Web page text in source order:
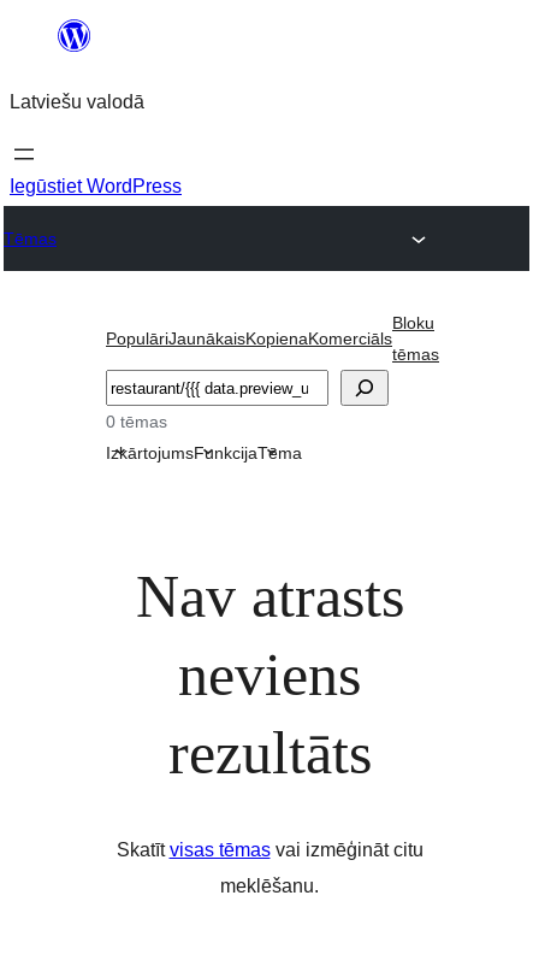
Pāriet
saturu
Latviešu valodā
Iegūstiet WordPress
Tēmas
PopulāriJaunākaisKopienaKomerciāls
Bloku
tēmas
Meklēt
0 tēmas
IzkārtojumsFunkcijaTēma
Nav atrasts
neviens
rezultāts
Skatītvisas tēmasvai izmēģināt citu
meklēšanu.